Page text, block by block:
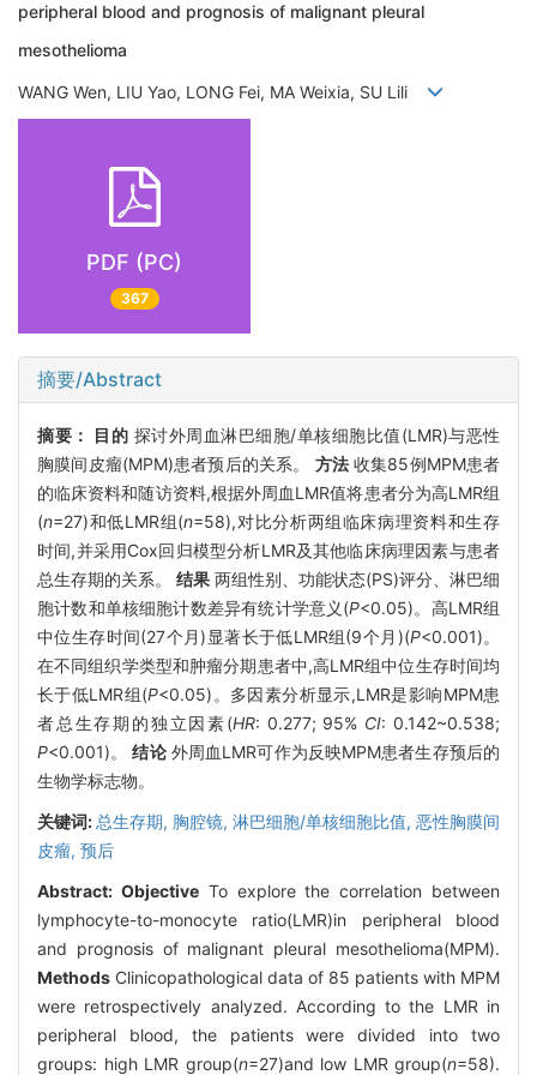
peripheral blood and prognosis of malignant pleural
mesothelioma
WANG Wen, LIU Yao, LONG Fei, MA Weixia, SU Lili
PDF (PC)
367
摘要/Abstract
摘要： 目的 探讨外周血淋巴细胞/单核细胞比值(LMR)与恶性
胸膜间皮瘤(MPM)患者预后的关系。 方法收集85例MPM患者
的临床资料和随访资料,根据外周血LMR值将患者分为高LMR组
(n=27)和低LMR组(n=58),对比分析两组临床病理资料和生存
时间,并采用Cox回归模型分析LMR及其他临床病理因素与患者
总生存期的关系。 结果 两组性别、功能状态(PS)评分、淋巴细
胞计数和单核细胞计数差异有统计学意义(P<0.05)。高LMR组
中位生存时间(27个月)显著长于低LMR组(9个月)(P<0.001)。
在不同组织学类型和肿瘤分期患者中,高LMR组中位生存时间均
长于低LMR组(P<0.05)。多因素分析显示,LMR是影响MPM患
者总生存期的独立因素(HR: 0.277; 95% CI: 0.142~0.538;
P<0.001)。结论外周血LMR可作为反映MPM患者生存预后的
生物学标志物。
关键词: 总生存期, 胸腔镜, 淋巴细胞/单核细胞比值, 恶性胸膜间
皮瘤, 预后
Abstract: ObjectiveTo explore the correlation between
lymphocyte-to-monocyte ratio(LMR)in peripheral blood
and prognosis of malignant pleural mesothelioma(MPM).
Methods Clinicopathological data of 85 patients with MPM
were retrospectively analyzed. According to the LMR in
peripheral blood, the patients were divided into two
groups: high LMR group(n=27)and low LMR group(n=58).